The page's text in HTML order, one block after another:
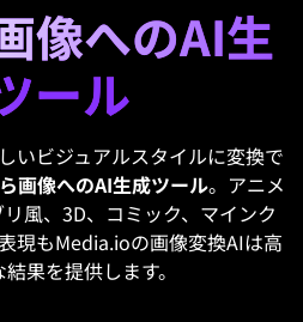
像へのAI生
ール
いビジュアルスタイルに変換で
画像へのAI生成ツール。アニメ
風、3D、コミック、マインク
現もMedia.ioの画像変換AIは高
果を提供します。